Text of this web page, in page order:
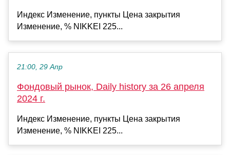
Индекс Изменение, пункты Цена закрытия
Изменение, % NIKKEI 225...
21:00, 29 Апр
Фондовый рынок, Daily history за 26 апреля
2024 г.
Индекс Изменение, пункты Цена закрытия
Изменение, % NIKKEI 225...